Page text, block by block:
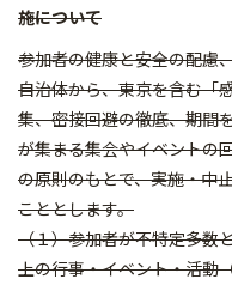
施について
参加者の健康と安全の配慮
自治体から、東京を含む「
集、密接回避の徹底、期間
が集まる集会やイベントの
の原則のもとで、実施・中
こととします。
（１）参加者が不特定多数
上の行事・イベント・活動